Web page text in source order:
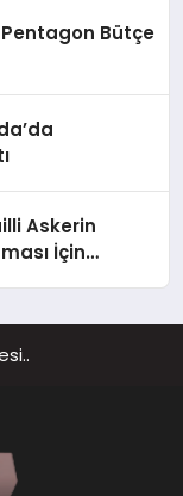
Bütçe
Askerin
İçin